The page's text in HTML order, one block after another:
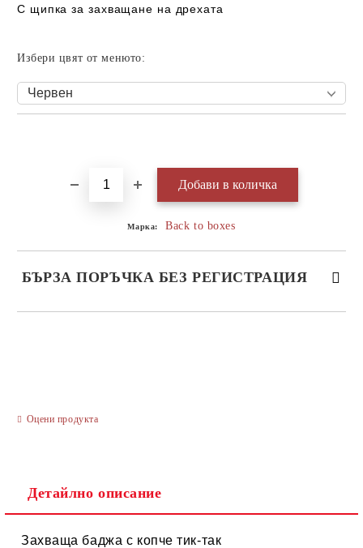
С щипка за захващане на дрехата
Избери цвят от менюто:
Марка: Back to boxes
БЪРЗА ПОРЪЧКА БЕЗ РЕГИСТРАЦИЯ
Оцени продукта
Детайлно описание
Захваща баджа с копче тик-так